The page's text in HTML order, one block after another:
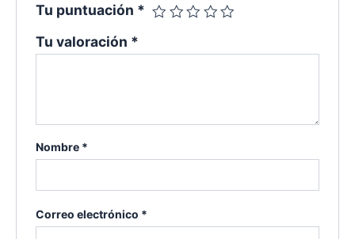
Tu puntuación *
Tu valoración *
Nombre *
Correo electrónico *